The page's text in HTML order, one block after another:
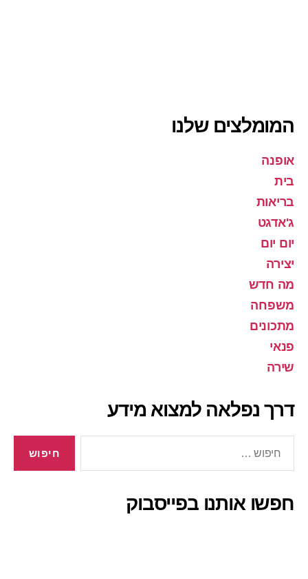
המומלצים שלנו
אופנה
בית
בריאות
ג'אדגט
יום יום
יצירה
מה חדש
משפחה
מתכונים
פנאי
שירה
דרך נפלאה למצוא מידע
חפשו אותנו בפייסבוק